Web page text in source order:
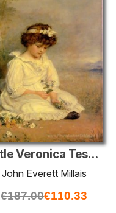
Little Veronica Tesoro Blu
John Everett Millais
€187.00€110.33